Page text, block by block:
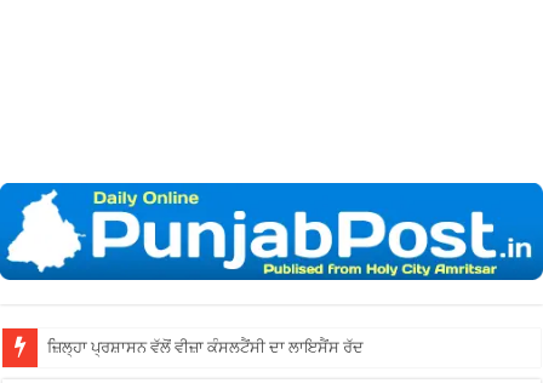
ਜ਼ਿਲ੍ਹਾ ਪ੍ਰਸ਼ਾਸਨ ਵੱਲੋਂ ਵੀਜ਼ਾ ਕੰਸਲਟੈਂਸੀ ਦਾ ਲਾਇਸੈਂਸ ਰੱਦ